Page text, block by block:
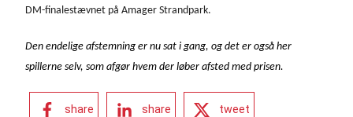
DM-finalestævnet på Amager Strandpark.
Den endelige afstemning er nu sat i gang, og det er også her
spillerne selv, som afgør hvem der løber afsted med prisen.
share share tweet